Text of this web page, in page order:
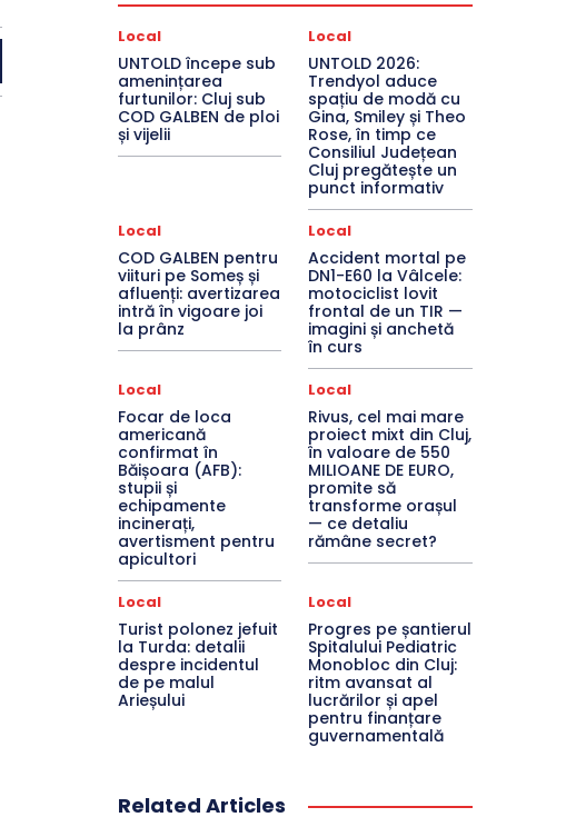
Local
UNTOLD începe sub
amenințarea
furtunilor: Cluj sub
COD GALBEN de ploi
și vijelii
Local
UNTOLD 2026:
Trendyol aduce
spațiu de modă cu
Gina, Smiley și Theo
Rose, în timp ce
Consiliul Județean
Cluj pregătește un
punct informativ
Local
COD GALBEN pentru
viituri pe Someș și
afluenți: avertizarea
intră în vigoare joi
la prânz
Local
Accident mortal pe
DN1-E60 la Vâlcele:
motociclist lovit
frontal de un TIR —
imagini și anchetă
în curs
Local
Focar de loca
americană
confirmat în
Băișoara (AFB):
stupii și
echipamente
incinerați,
avertisment pentru
apicultori
Local
Rivus, cel mai mare
proiect mixt din Cluj,
în valoare de 550
MILIOANE DE EURO,
promite să
transforme orașul
— ce detaliu
rămâne secret?
Local
Turist polonez jefuit
la Turda: detalii
despre incidentul
de pe malul
Arieșului
Local
Progres pe șantierul
Spitalului Pediatric
Monobloc din Cluj:
ritm avansat al
lucrărilor și apel
pentru finanțare
guvernamentală
Related Articles